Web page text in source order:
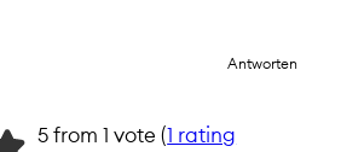
Antworten
5 from 1 vote (1 rating